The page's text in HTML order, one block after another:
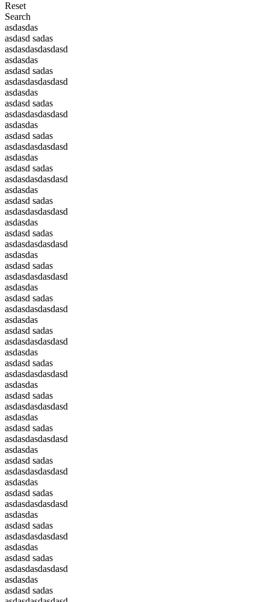
Reset
Search
asdasdas
asdasd sadas
asdasdasdasdasd
asdasdas
asdasd sadas
asdasdasdasdasd
asdasdas
asdasd sadas
asdasdasdasdasd
asdasdas
asdasd sadas
asdasdasdasdasd
asdasdas
asdasd sadas
asdasdasdasdasd
asdasdas
asdasd sadas
asdasdasdasdasd
asdasdas
asdasd sadas
asdasdasdasdasd
asdasdas
asdasd sadas
asdasdasdasdasd
asdasdas
asdasd sadas
asdasdasdasdasd
asdasdas
asdasd sadas
asdasdasdasdasd
asdasdas
asdasd sadas
asdasdasdasdasd
asdasdas
asdasd sadas
asdasdasdasdasd
asdasdas
asdasd sadas
asdasdasdasdasd
asdasdas
asdasd sadas
asdasdasdasdasd
asdasdas
asdasd sadas
asdasdasdasdasd
asdasdas
asdasd sadas
asdasdasdasdasd
asdasdas
asdasd sadas
asdasdasdasdasd
asdasdas
asdasd sadas